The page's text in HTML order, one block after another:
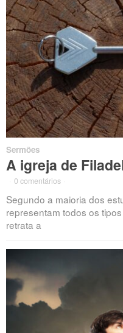
Sermões
A igreja de
0 comentários
Segundo a maioria dos
representam todos os
retrata a